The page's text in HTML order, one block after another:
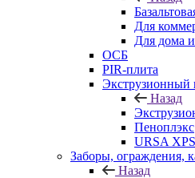
Для
Для дома
ОСБ
PIR-плита
Экструзионный
Назад
Пеноплэкс
URSA XPS
Заборы, ограждения,
Назад